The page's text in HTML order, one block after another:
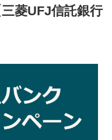
菱UFJ信託銀行